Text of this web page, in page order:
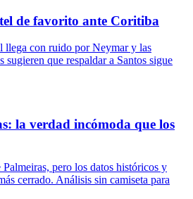
de favorito ante Coritiba
llega con ruido por Neymar y las
sugieren que respaldar a Santos sigue
la verdad incómoda que los
pero los datos históricos y
cerrado. Análisis sin camiseta para